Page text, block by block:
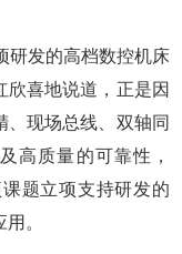
发的高档数控机床
欣喜地说道，正是因
、现场总线、双轴同
高质量的可靠性，
题立项支持研发的
。